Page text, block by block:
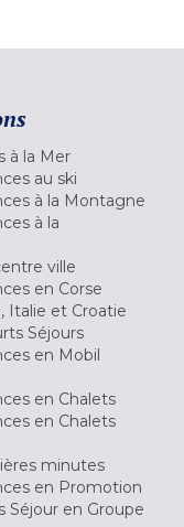
à la Mer
au ski
à la Montagne
à la
ville
en Corse
Italie et Croatie
Séjours
en Mobil
en Chalets
en Chalets
minutes
en Promotion
Séjour en Groupe